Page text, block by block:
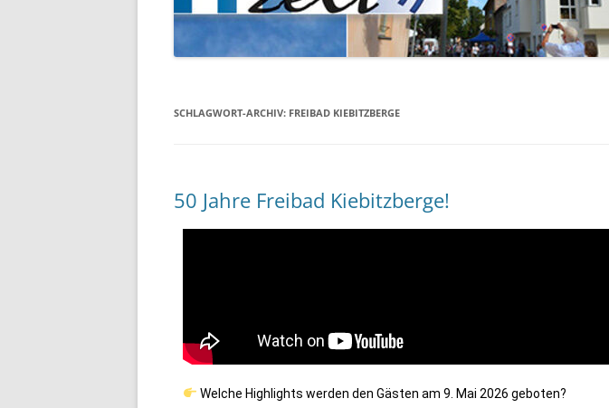
SCHLAGWORT-ARCHIV: FREIBAD KIEBITZBERGE
50 Jahre Freibad Kiebitzberge!
Welche Highlights werden den Gästen am 9. Mai 2026 geboten?